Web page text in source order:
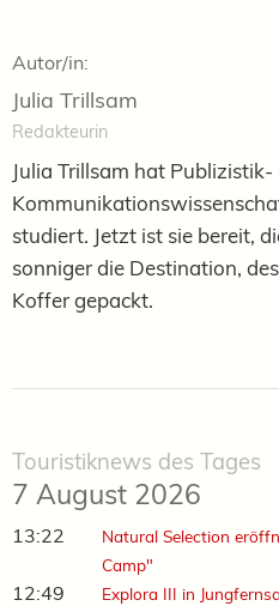
Autor/in:
Julia Trillsam
Redakteurin
Julia Trillsam hat Publizistik-
studiert. Jetzt ist sie bereit,
sonniger die Destination,
Koffer gepackt.
Touristiknews des Tages
7 August 2026
13:22
Natural Selection
Camp"
12:49 Explora III in